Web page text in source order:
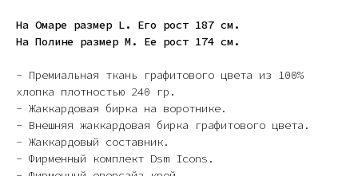
На Омаре размер L. Его рост 187 см.
На Полине размер M. Ее рост 174 см.
- Премиальная ткань графитового цвета из 100%
хлопка плотностью 240 гр.
- Жаккардовая бирка на воротнике.
- Внешняя жаккардовая бирка графитового цвета.
- Жаккардовый составник.
- Фирменный комплект Dsm Icons.